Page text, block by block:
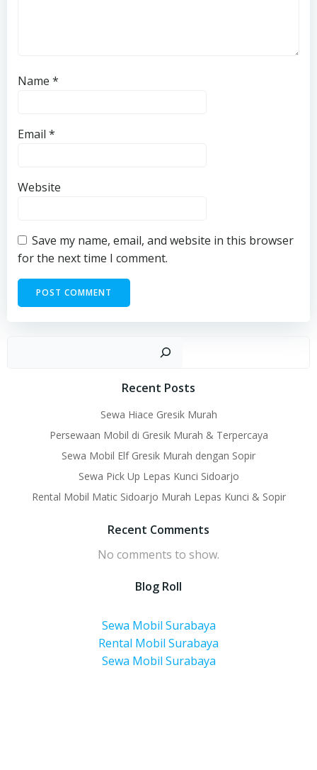
Name *
Email *
Website
Save my name, email, and website in this browser
for the next time I comment.
Recent Posts
Sewa Hiace Gresik Murah
Persewaan Mobil di Gresik Murah & Terpercaya
Sewa Mobil Elf Gresik Murah dengan Sopir
Sewa Pick Up Lepas Kunci Sidoarjo
Rental Mobil Matic Sidoarjo Murah Lepas Kunci & Sopir
Recent Comments
No comments to show.
Blog Roll
Sewa Mobil Surabaya
Rental Mobil Surabaya
Sewa Mobil Surabaya